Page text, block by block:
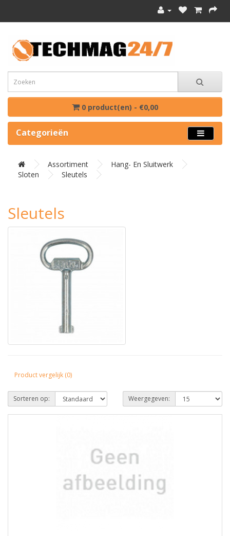
0 product(en) - €0,00
Categorieën
Assortiment
Hang- En Sluitwerk
Sloten
Sleutels
Sleutels
Product vergelijk (0)
Sorteren op: Weergegeven: